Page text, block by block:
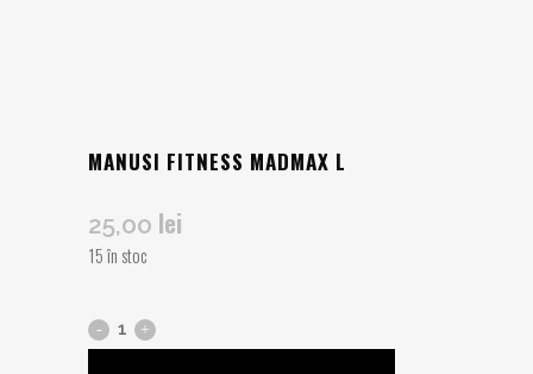
MANUSI FITNESS MADMAX L
25,00 lei
15 în stoc